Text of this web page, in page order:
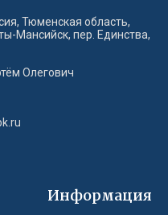
Тюменская область,
Мансийск, пер. Единства,
Олегович
Информация